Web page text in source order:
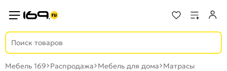
Мебель 169 Распродажа Мебель для дома Матрасы